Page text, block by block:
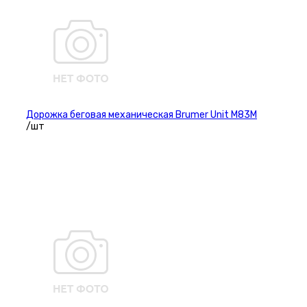
Дорожка беговая механическая Brumer Unit M83M
/шт